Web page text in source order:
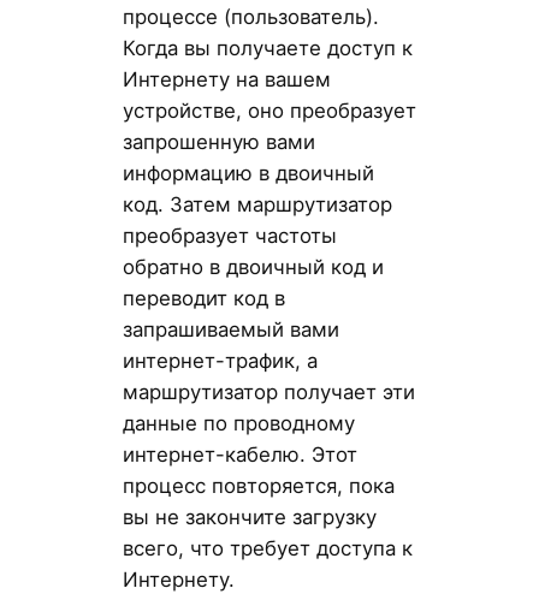
процессе (пользователь).
Когда вы получаете доступ к
Интернету на вашем
устройстве, оно преобразует
запрошенную вами
информацию в двоичный
код. Затем маршрутизатор
преобразует частоты
обратно в двоичный код и
переводит код в
запрашиваемый вами
интернет-трафик, а
маршрутизатор получает эти
данные по проводному
интернет-кабелю. Этот
процесс повторяется, пока
вы не закончите загрузку
всего, что требует доступа к
Интернету.